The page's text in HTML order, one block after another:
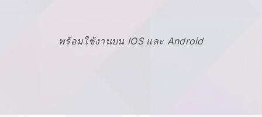
พร้อมใช้งานบน IOS และ Android